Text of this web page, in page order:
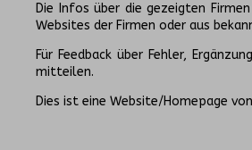
Die Infos über die gezeigten
Websites der Firmen oder aus
Für Feedback über Fehler,
mitteilen.
Dies ist eine Website/Homepage von